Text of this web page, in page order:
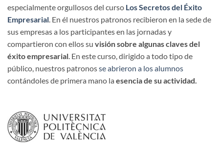
especialmente orgullosos del curso Los Secretos del Éxito
Empresarial . En él nuestros patronos recibieron en la sede de
sus empresas a los participantes en las jornadas y
compartieron con ellos su visión sobre algunas claves del
éxito empresarial . En este curso, dirigido a todo tipo de
público, nuestros patronosse abrieron a los alumnos
contándoles de primera mano la esencia de su actividad.